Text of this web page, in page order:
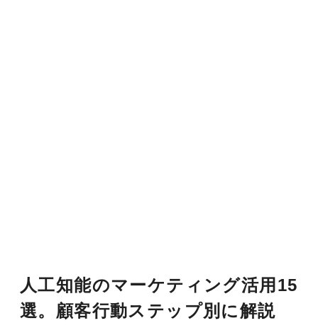
人工知能のマーケティング活用15
選。顧客行動ステップ別に解説